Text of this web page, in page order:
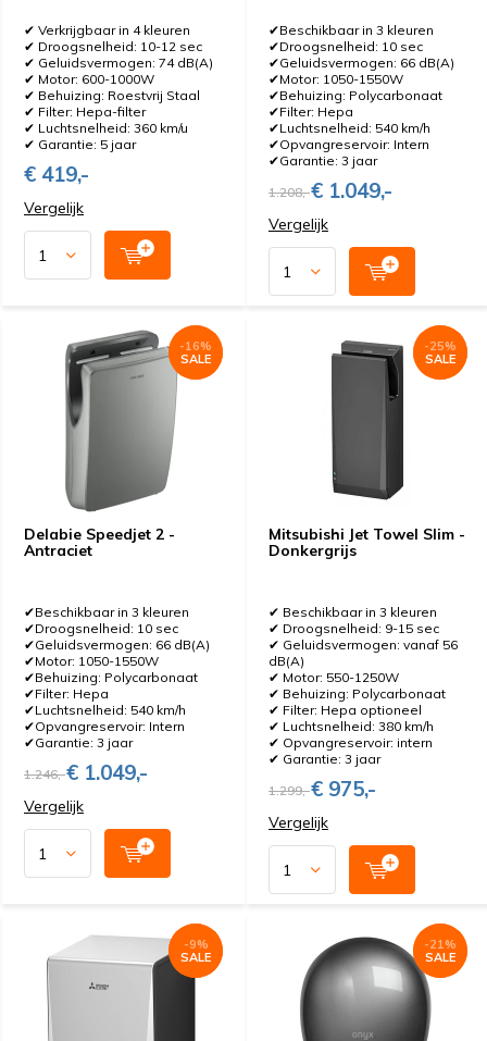
✔ Verkrijgbaar in 4 kleuren
✔ Droogsnelheid: 10-12 sec
✔ Geluidsvermogen: 74 dB(A)
✔ Motor: 600-1000W
✔ Behuizing: Roestvrij Staal
✔ Filter: Hepa-filter
✔ Luchtsnelheid: 360 km/u
✔ Garantie: 5 jaar
€ 419,-
Vergelijk
✔Beschikbaar in 3 kleuren
✔Droogsnelheid: 10 sec
✔Geluidsvermogen: 66 dB(A)
✔Motor: 1050-1550W
✔Behuizing: Polycarbonaat
✔Filter: Hepa
✔Luchtsnelheid: 540 km/h
✔Opvangreservoir: Intern
✔Garantie: 3 jaar
1.208,-€ 1.049,-
Vergelijk
Delabie Speedjet 2 -
Antraciet
✔Beschikbaar in 3 kleuren
✔Droogsnelheid: 10 sec
✔Geluidsvermogen: 66 dB(A)
✔Motor: 1050-1550W
✔Behuizing: Polycarbonaat
✔Filter: Hepa
✔Luchtsnelheid: 540 km/h
✔Opvangreservoir: Intern
✔Garantie: 3 jaar
1.246,-€ 1.049,-
-16%
SALE
Vergelijk
-16%
SALE
Mitsubishi Jet Towel Slim -
Donkergrijs
✔ Beschikbaar in 3 kleuren
✔ Droogsnelheid: 9-15 sec
✔ Geluidsvermogen: vanaf 56
dB(A)
✔ Motor: 550-1250W
✔ Behuizing: Polycarbonaat
✔ Filter: Hepa optioneel
✔ Luchtsnelheid: 380 km/h
✔ Opvangreservoir: intern
✔ Garantie: 3 jaar
1.299,-€ 975,-
-25%
SALE
Vergelijk
-25%
SALE
-9%
SALE
-9%
SALE
-21%
SALE
-21%
SALE